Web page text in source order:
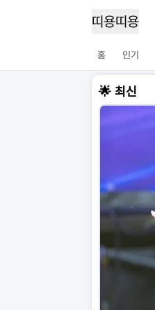
띠용띠용
홈 인기
🌟 최신